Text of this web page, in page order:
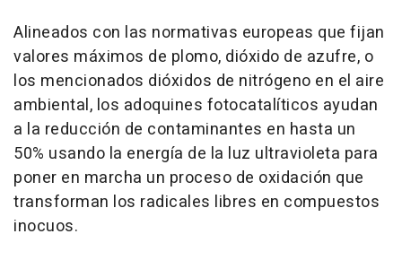
Alineados con las normativas europeas que fijan
valores máximos de plomo, dióxido de azufre, o
los mencionados dióxidos de nitrógeno en el aire
ambiental, los adoquines fotocatalíticos ayudan
a la reducción de contaminantes en hasta un
50% usando la energía de la luz ultravioleta para
poner en marcha un proceso de oxidación que
transforman los radicales libres en compuestos
inocuos.